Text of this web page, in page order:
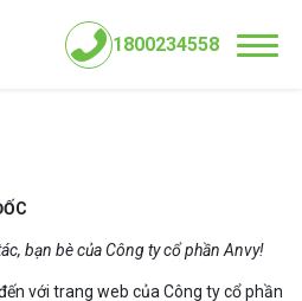
1800234558
bạn bè của Công ty cổ phần Anvy!
với trang web của Công ty cổ phần